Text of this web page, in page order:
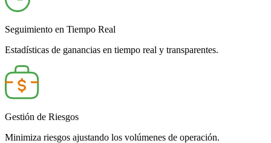
Seguimiento en Tiempo Real
Estadísticas de ganancias en tiempo real y transparentes.
Gestión de Riesgos
Minimiza riesgos ajustando los volúmenes de operación.